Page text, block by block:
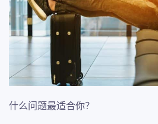
什么问题最适合你？